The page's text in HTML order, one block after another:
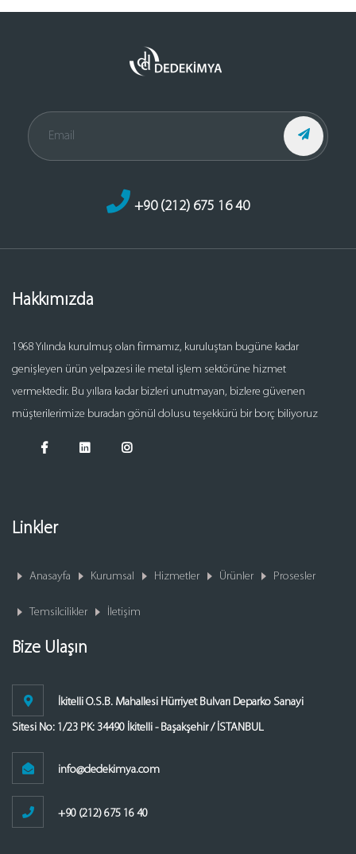
+90 (212) 675 16 40
Hakkımızda
1968 Yılında kurulmuş olan firmamız, kuruluştan bugüne kadar
genişleyen ürün yelpazesi ile metal işlem sektörüne hizmet
vermektedir. Bu yıllara kadar bizleri unutmayan, bizlere güvenen
müşterilerimize buradan gönül dolusu teşekkürü bir borç biliyoruz
Linkler
Anasayfa Kurumsal Hizmetler Ürünler Prosesler
Temsilcilikler İletişim
Bize Ulaşın
İkitelli O.S.B. Mahallesi Hürriyet Bulvarı Deparko Sanayi
Sitesi No: 1/23 PK: 34490 İkitelli - Başakşehir / İSTANBUL
info@dedekimya.com
+90 (212) 675 16 40